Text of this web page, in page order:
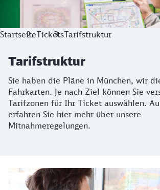
StartseiteTicketsTarifstruktur
Tarifstruktur
Sie haben die Pläne in München, wir
Fahrkarten. Je nach Ziel können Sie
Tarifzonen für Ihr Ticket auswählen.
erfahren Sie hier mehr über unsere
Mitnahmeregelungen.